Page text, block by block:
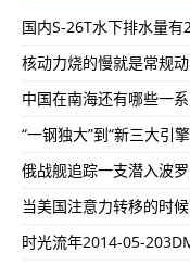
国内S-26T水下排水量
核动力烧的慢就是常规
中国在南海还有哪些一
“一钢独大”到“新三大引
俄战舰追踪一支潜入波
当美国注意力转移的时
时光流年2014-05-